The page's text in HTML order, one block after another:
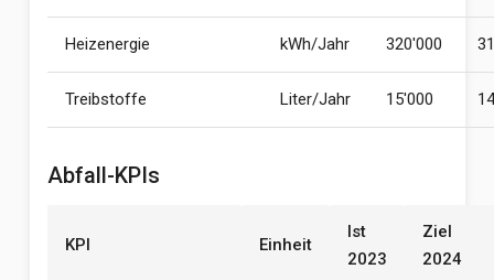
Heizenergie kWh/Jahr 320'000
Treibstoffe Liter/Jahr 15'000
Abfall-KPIs
KPI Einheit
Ist
2023
Ziel
2024